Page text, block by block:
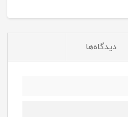
دیدگاه‌ها